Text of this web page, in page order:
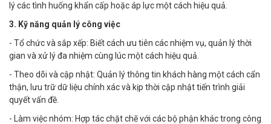
lý các tình huống khẩn cấp hoặc áp lực một cách hiệu quả.
3. Kỹ năng quản lý công việc
- Tổ chức và sắp xếp: Biết cách ưu tiên các nhiệm vụ, quản lý thời
gian và xử lý đa nhiệm cùng lúc một cách hiệu quả.
- Theo dõi và cập nhật: Quản lý thông tin khách hàng một cách cẩn
thận, lưu trữ dữ liệu chính xác và kịp thời cập nhật tiến trình giải
quyết vấn đề.
- Làm việc nhóm: Hợp tác chặt chẽ với các bộ phận khác trong công